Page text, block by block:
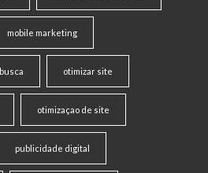
mobile marketing
otimizar site
otimizaçao de site
publicidade digital